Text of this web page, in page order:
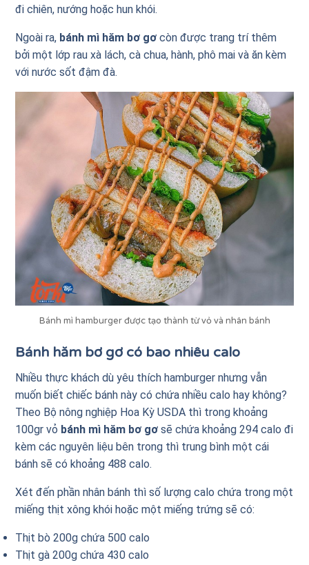
đi chiên, nướng hoặc hun khói.
Ngoài ra, bánh mì hăm bơ gơ còn được trang trí thêm
bởi một lớp rau xà lách, cà chua, hành, phô mai và ăn kèm
với nước sốt đậm đà.
Bánh mì hamburger được tạo thành từ vỏ và nhân bánh
Bánh hăm bơ gơ có bao nhiêu calo
Nhiều thực khách dù yêu thích hamburger nhưng vẫn
muốn biết chiếc bánh này có chứa nhiều calo hay không?
Theo Bộ nông nghiệp Hoa Kỳ USDA thì trong khoảng
100gr vỏ bánh mì hăm bơ gơ sẽ chứa khoảng 294 calo đi
kèm các nguyên liệu bên trong thì trung bình một cái
bánh sẽ có khoảng 488 calo.
Xét đến phần nhân bánh thì số lượng calo chứa trong một
miếng thịt xông khói hoặc một miếng trứng sẽ có:
Thịt bò 200g chứa 500 calo
Thịt gà 200g chứa 430 calo